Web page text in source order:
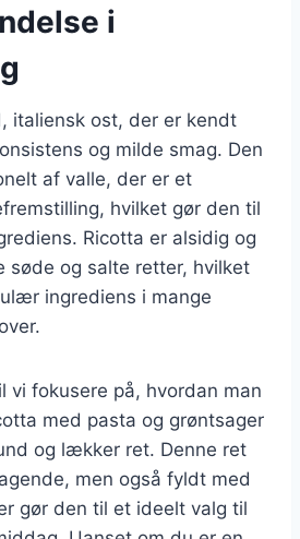
i
italiensk ost, der er kendt
og milde smag. Den
af valle, der er et
hvilket gør den til
Ricotta er alsidig og
søde og salte retter, hvilket
ingrediens i mange
vi fokusere på, hvordan man
med pasta og grøntsager
og lækker ret. Denne ret
men også fyldt med
gør den til et ideelt valg til